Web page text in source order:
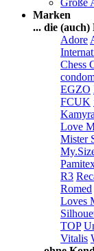
Große
Marken
... die (auch)
Adore
Chess
EGZO
FCUK
Kamyra
Love
Mister
R3
Romed
Loves
TOP
Vitalis